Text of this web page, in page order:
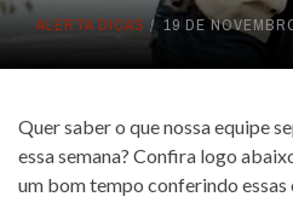
ALERTA DICAS 19 DE
Quer saber o que nossa equipe
essa semana? Confira logo
um bom tempo conferindo essas